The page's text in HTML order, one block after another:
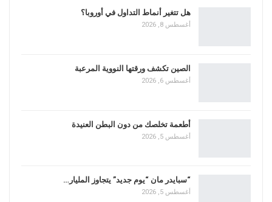
هل تتغير أنماط التداول في أوروبا؟
أغسطس 8, 2026
الصين تكشف ورقتها النووية المرعبة
أغسطس 6, 2026
أطعمة تخلصك من دون البطن العنيدة
أغسطس 5, 2026
“سبايدر مان “يوم جديد” يتجاوز المليار…
أغسطس 5, 2026